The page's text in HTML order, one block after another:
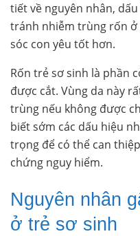
tiết về nguyên nhân,
tránh nhiễm trùng rốn ở
sóc con yêu tốt hơn.
Rốn trẻ sơ sinh là phần
được cắt. Vùng da này
trùng nếu không được
biết sớm các dấu hiệu
trọng để có thể can
chứng nguy hiểm.
Nguyên nhân
ở trẻ sơ sinh